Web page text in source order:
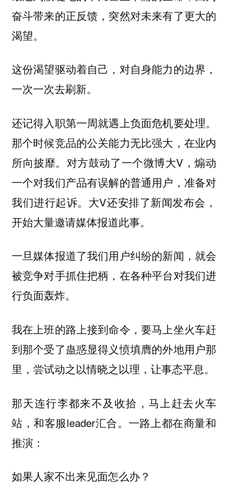
奋斗带来的正反馈，突然对未来有了更大的
渴望。
这份渴望驱动着自己，对自身能力的边界，
一次一次去刷新。
还记得入职第一周就遇上负面危机要处理。
那个时候竞品的公关能力无比强大，在业内
所向披靡。对方鼓动了一个微博大V，煽动
一个对我们产品有误解的普通用户，准备对
我们进行起诉。大V还安排了新闻发布会，
开始大量邀请媒体报道此事。
一旦媒体报道了我们用户纠纷的新闻，就会
被竞争对手抓住把柄，在各种平台对我们进
行负面轰炸。
我在上班的路上接到命令，要马上坐火车赶
到那个受了蛊惑显得义愤填膺的外地用户那
里，尝试动之以情晓之以理，让事态平息。
那天连行李都来不及收拾，马上赶去火车
站，和客服leader汇合。一路上都在商量和
推演：
如果人家不出来见面怎么办？